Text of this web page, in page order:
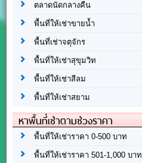
ตลาดนัดกลางคืน
พื้นที่ให้เช่าขายน้ำ
พื้นที่เช่าจตุจักร
พื้นที่ให้เช่าสุขุมวิท
พื้นที่ให้เช่าสีลม
พื้นที่ให้เช่าสยาม
หาพื้นที่เช่าตามช่วงราคา
พื้นที่ให้เช่าราคา 0-500 บาท
พื้นที่ให้เช่าราคา 501-1,000 บาท